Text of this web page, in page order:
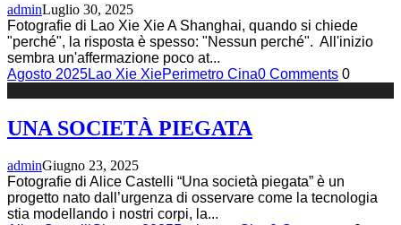
adminLuglio 30, 2025
Fotografie di Lao Xie Xie A Shanghai, quando si chiede
"perché", la risposta è spesso: "Nessun perché". All'inizio
sembra un'affermazione poco at...
Agosto 2025Lao Xie XiePerimetro Cina0 Comments 0
UNA SOCIETÀ PIEGATA
adminGiugno 23, 2025
Fotografie di Alice Castelli “Una società piegata” è un
progetto nato dall’urgenza di osservare come la tecnologia
stia modellando i nostri corpi, la...